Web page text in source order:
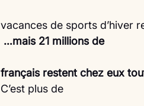
vacances de sports d’hiver
…mais 21 millions de
français restent chez eux
C’est plus de